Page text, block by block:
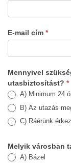
E-mail cím *
Mennyivel
utasbiztosítást? *
A) Minimum 24
B) Az utazás
C) Ráérünk
Melyik városban
A) Bázel